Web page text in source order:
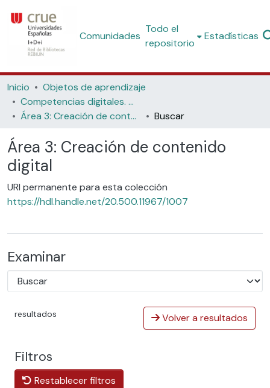
Comunidades
Todo el
repositorio
Estadísticas
Inicio
Objetos de aprendizaje
Competencias digitales. Materiales formativos para estudiantes de grado
Área 3: Creación de contenido digital
Buscar
Área 3: Creación de contenido
digital
URI permanente para esta colección
https://hdl.handle.net/20.500.11967/1007
Examinar
resultados Volver a resultados
Filtros
Restablecer filtros